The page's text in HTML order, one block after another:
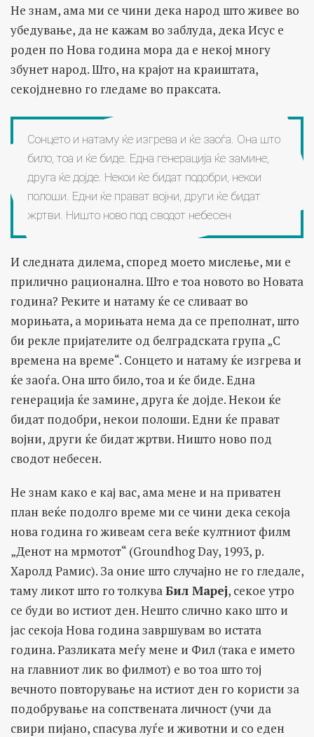
Не знам, ама ми се чини дека народ што живее во
убедување, да не кажам во заблуда, дека Исус е
роден по Нова година мора да е некој многу
збунет народ. Што, на крајот на краиштата,
секојдневно го гледаме во праксата.
Сонцето и натаму ќе изгрева и ќе заоѓа. Она што
било, тоа и ќе биде. Една генерација ќе замине,
друга ќе дојде. Некои ќе бидат подобри, некои
полоши. Едни ќе прават војни, други ќе бидат
жртви. Ништо ново под сводот небесен
И следната дилема, според моето мислење, ми е
прилично рационална. Што е тоа новото во Новата
година? Реките и натаму ќе се сливаат во
морињата, а морињата нема да се преполнат, што
би рекле пријателите од белградската група „С
времена на време“. Сонцето и натаму ќе изгрева и
ќе заоѓа. Она што било, тоа и ќе биде. Една
генерација ќе замине, друга ќе дојде. Некои ќе
бидат подобри, некои полоши. Едни ќе прават
војни, други ќе бидат жртви. Ништо ново под
сводот небесен.
Не знам како е кај вас, ама мене и на приватен
план веќе подолго време ми се чини дека секоја
нова година го живеам сега веќе култниот филм
„Денот на мрмотот“ (Groundhog Day, 1993, р.
Харолд Рамис). За оние што случајно не го гледале,
таму ликот што го толкуваБил Мареј, секое утро
се буди во истиот ден. Нешто слично како што и
јас секоја Нова година завршувам во истата
година. Разликата меѓу мене и Фил (така е името
на главниот лик во филмот) е во тоа што тој
вечното повторување на истиот ден го користи за
подобрување на сопствената личност (учи да
свири пијано, спасува луѓе и животни и со еден